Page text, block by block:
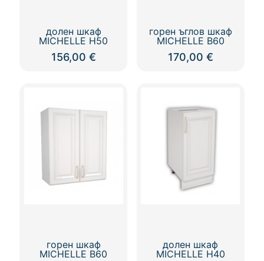
долен шкаф
MICHELLE Н50
156,00 €
горен ъглов шкаф
MICHELLE В60
170,00 €
горен шкаф
MICHELLE В60
долен шкаф
MICHELLE Н40